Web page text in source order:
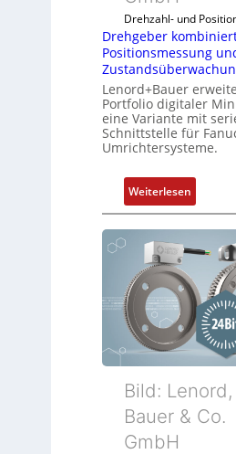
Drehzahl- und
Drehgeber
Positionsmessung
Lenord+Bauer
Portfolio digitaler
eine Variante mit
Schnittstelle für
Umrichtersysteme.
Weiterlesen:
D
r
e
g
e
b
e
r
o
m
Bild: Lenord,
Bauer & Co.
GmbH